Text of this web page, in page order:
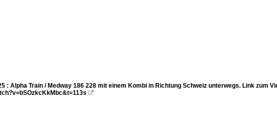
: Alpha Train / Medway 186 228 mit einem Kombi in Richtung Schweiz unterwegs. Link zum
